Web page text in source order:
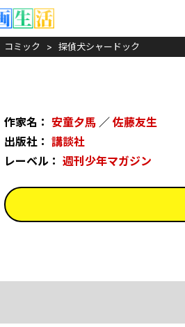
コミック 探偵犬シャードック
作家名： 安童夕馬 ／ 佐藤友生
出版社： 講談社
レーベル： 週刊少年マガジン